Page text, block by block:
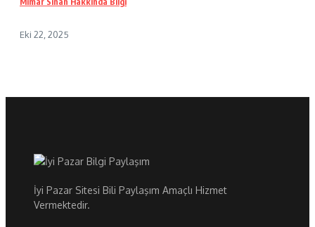
Eki 22, 2025
İyi Pazar Sitesi Bili Paylaşım Amaçlı Hizmet
Vermektedir.